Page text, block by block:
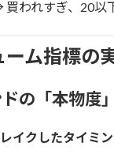
買われすぎ、20以
ーム指標の
ドの「本物度
イクしたタイミ